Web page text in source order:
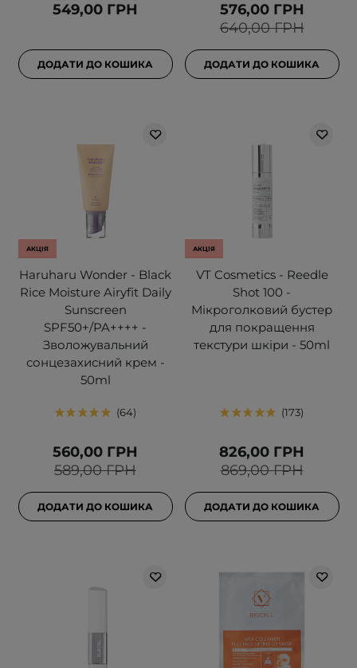
549,00 ГРН
ДОДАТИ ДО КОШИКА
640,00 ГРН
576,00 ГРН
ДОДАТИ ДО КОШИКА
АКЦІЯ
Haruharu Wonder - Black
Rice Moisture Airyfit Daily
Sunscreen
SPF50+/PA++++ -
Зволожувальний
сонцезахисний крем -
50ml
64
589,00 ГРН
560,00 ГРН
ДОДАТИ ДО КОШИКА
АКЦІЯ
VT Cosmetics - Reedle
Shot 100 -
Мікроголковий бустер
для покращення
текстури шкіри - 50ml
173
869,00 ГРН
826,00 ГРН
ДОДАТИ ДО КОШИКА